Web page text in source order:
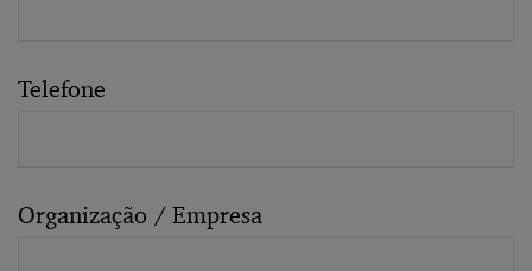
Telefone
Organização / Empresa